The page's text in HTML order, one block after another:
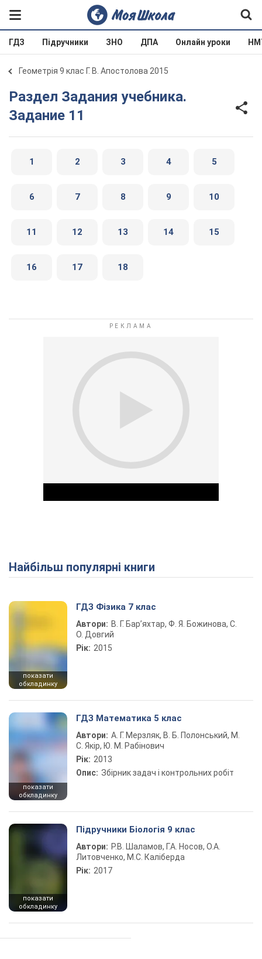
ГДЗ Підручники ЗНО ДПА Онлайн уроки
Геометрія 9 клас Г. В. Апостолова 2015
Раздел Задания учебника.
Задание 11
1 2 3 4 5
6 7 8 9 10
11 12 13 14 15
16 17 18
Play Video
Найбільш популярні книги
показати
обкладинку
ГДЗ Фізика 7 клас
Автори: В. Г. Бар’яхтар, Ф. Я. Божинова, С.
О. Довгий
Рік: 2015
показати
обкладинку
ГДЗ Математика 5 клас
Автори: А. Г. Мерзляк, В. Б. Полонський, М.
С. Якір, Ю. М. Рабінович
Рік: 2013
Опис: Збірник задач і контрольних робіт
показати
обкладинку
Підручники Біологія 9 клас
Автори: Р.В. Шаламов, Г.А. Носов, О.А.
Литовченко, М.С. Каліберда
Рік: 2017